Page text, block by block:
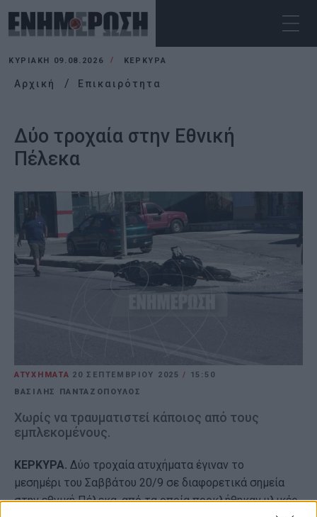
ΚΥΡΙΑΚΉ 09.08.2026 ΚΕΡΚΥΡΑ
Αρχική Επικαιρότητα
Δύο τροχαία στην Εθνική
Πέλεκα
ΑΤΥΧΗΜΑΤΑ 20 ΣΕΠΤΕΜΒΡΊΟΥ 2025/ 15:50
ΒΑΣΙΛΗΣ ΠΑΝΤΑΖΟΠΟΥΛΟΣ
Χωρίς να τραυματιστεί κάποιος από τους
εμπλεκομένους.
ΚΕΡΚΥΡΑ. Δύο τροχαία ατυχήματα έγιναν το
μεσημέρι του Σαββάτου 20/9 σε διαφορετικά σημεία
στην εθνική Πέλεκα, από τα οποία προκλήθηκαν υλικές